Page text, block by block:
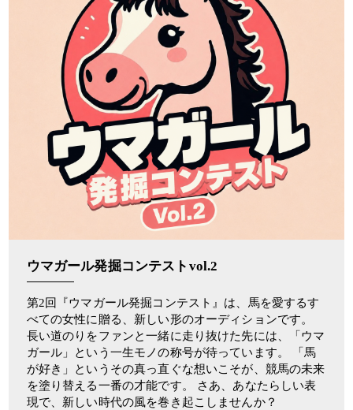
ウマガール発掘コンテストvol.2
第2回『ウマガール発掘コンテスト』は、馬を愛するす
べての女性に贈る、新しい形のオーディションです。
長い道のりをファンと一緒に走り抜けた先には、「ウマ
ガール」という一生モノの称号が待っています。 「馬
が好き」というその真っ直ぐな想いこそが、競馬の未来
を塗り替える一番の才能です。 さあ、あなたらしい表
現で、新しい時代の風を巻き起こしませんか？